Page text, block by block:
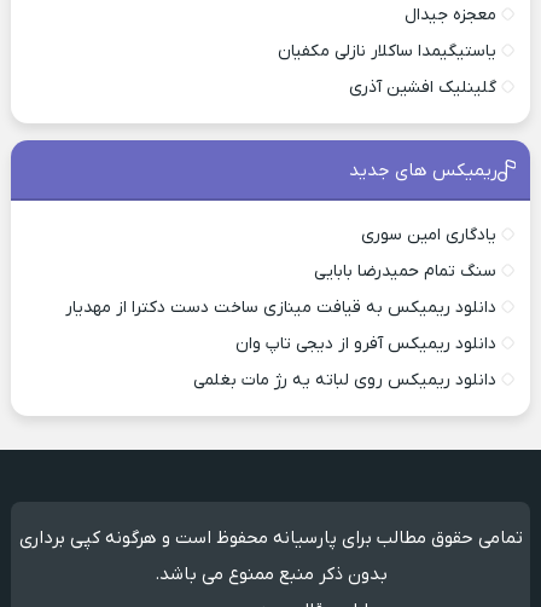
معجزه جیدال
یاستیگیمدا ساکلار نازلی مکفیان
گلینلیک افشین آذری
ریمیکس های جدید
یادگاری امین سوری
سنگ تمام حمیدرضا بابایی
دانلود ریمیکس به قیافت مینازی ساخت دست دکترا از مهدیار
دانلود ریمیکس آفرو از ديجی تاپ وان
دانلود ریمیکس روی لباته یه رژ مات بغلمی
تمامی حقوق مطالب برای پارسیانه محفوظ است و هرگونه کپی برداری
بدون ذکر منبع ممنوع می باشد.